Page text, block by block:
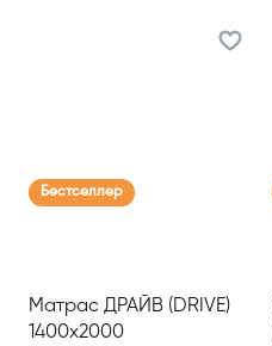
Бестселлер
Матрас ДРАЙВ (DRIVE)
1400х2000